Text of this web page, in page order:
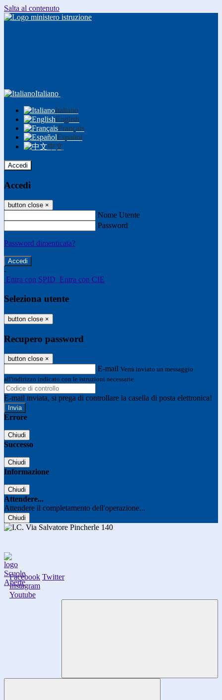
Salta al contenuto
Italiano
Italiano
English
Français
Español
中文
Accedi
Accedi
button close ×
Nome Utente
Password
Password dimenticata?
-
Entra con SPID Entra con CIE
Seleziona utente
button close ×
Recupero password
button close ×
E-mail Verrà inviato un messaggio
all'indirizzo indicato con le istruzioni necessarie.
E-mail inviata, si prega di controllare la casella di posta elettronica!
Errore
Chiudi
Successo
Chiudi
Informazione
Chiudi
Attendere...
Attendere il completamento dell'operazione...
Chiudi
Facebook Twitter
Instagram
Youtube